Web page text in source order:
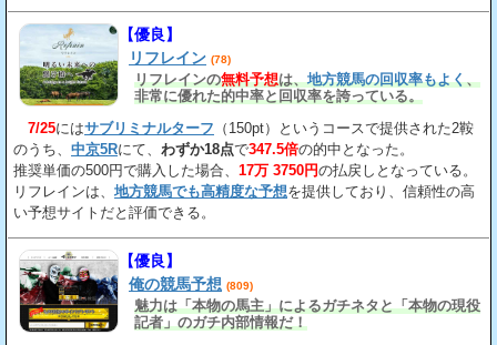
【優良】
リフレイン (78)
リフレインの無料予想は、地方競馬の回収率もよく、
非常に優れた的中率と回収率を誇っている。
7/25にはサブリミナルターフ （150pt）というコースで提供された2鞍
のうち、 中京5Rにて、 わずか18点で347.5倍の的中となった。
推奨単価の500円で購入した場合、 17万 3750円の払戻しとなっている。
リフレインは、 地方競馬でも高精度な予想を提供しており、信頼性の高
い予想サイトだと評価できる。
【優良】
俺の競馬予想 (809)
魅力は「本物の馬主」によるガチネタと「本物の現役
記者」のガチ内部情報だ！